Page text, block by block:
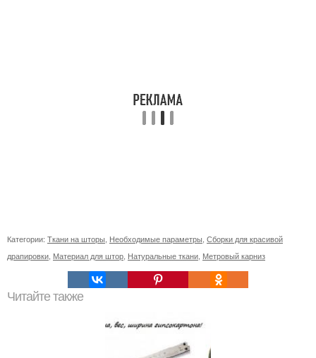
Категории: Ткани на шторы, Необходимые параметры, Сборки для красивой
драпировки, Материал для штор, Натуральные ткани, Метровый карниз
Читайте также